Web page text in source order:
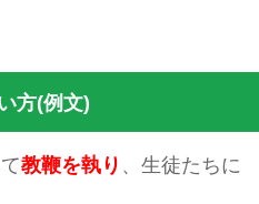
方(例文)
教鞭を執り 、生徒たちに